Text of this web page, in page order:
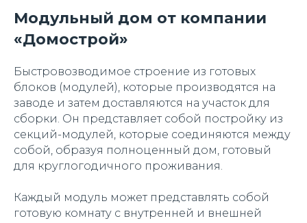
Модульный дом от компании
«Домострой»
Быстровозводимое строение из готовых
блоков (модулей), которые производятся на
заводе и затем доставляются на участок для
сборки. Он представляет собой постройку из
секций-модулей, которые соединяются между
собой, образуя полноценный дом, готовый
для круглогодичного проживания.
Каждый модуль может представлять собой
готовую комнату с внутренней и внешней